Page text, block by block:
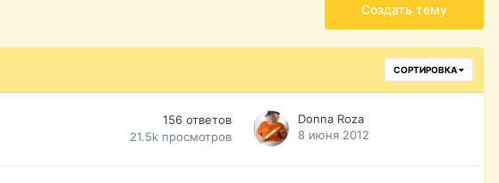
Создать тему
СОРТИРОВКА
156 ответов
21.5k просмотров
Donna Roza
8 июня 2012